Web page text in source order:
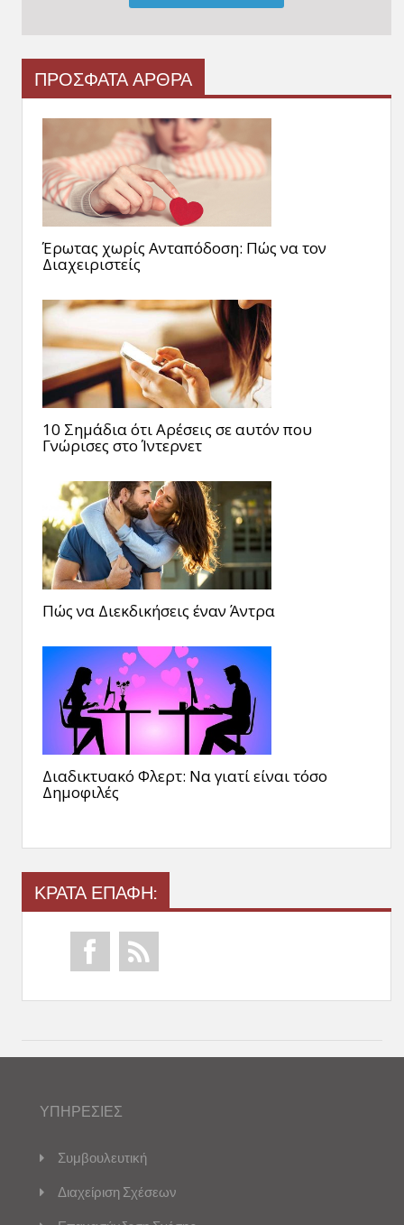
ΠΡΟΣΦΑΤΑ ΑΡΘΡΑ
Έρωτας χωρίς Ανταπόδοση: Πώς να τον
Διαχειριστείς
10 Σημάδια ότι Αρέσεις σε αυτόν που
Γνώρισες στο Ίντερνετ
Πώς να Διεκδικήσεις έναν Άντρα
Διαδικτυακό Φλερτ: Να γιατί είναι τόσο
Δημοφιλές
ΚΡΑΤΑ ΕΠΑΦΗ:
ΥΠΗΡΕΣΙΕΣ
Συμβουλευτική
Διαχείριση Σχέσεων